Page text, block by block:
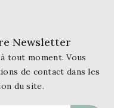
Newsletter
tout moment. Vous
de contact dans les
du site.